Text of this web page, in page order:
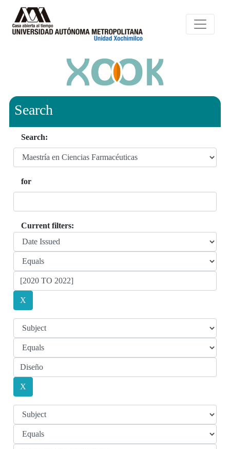
Search
Search:
for
Current filters: